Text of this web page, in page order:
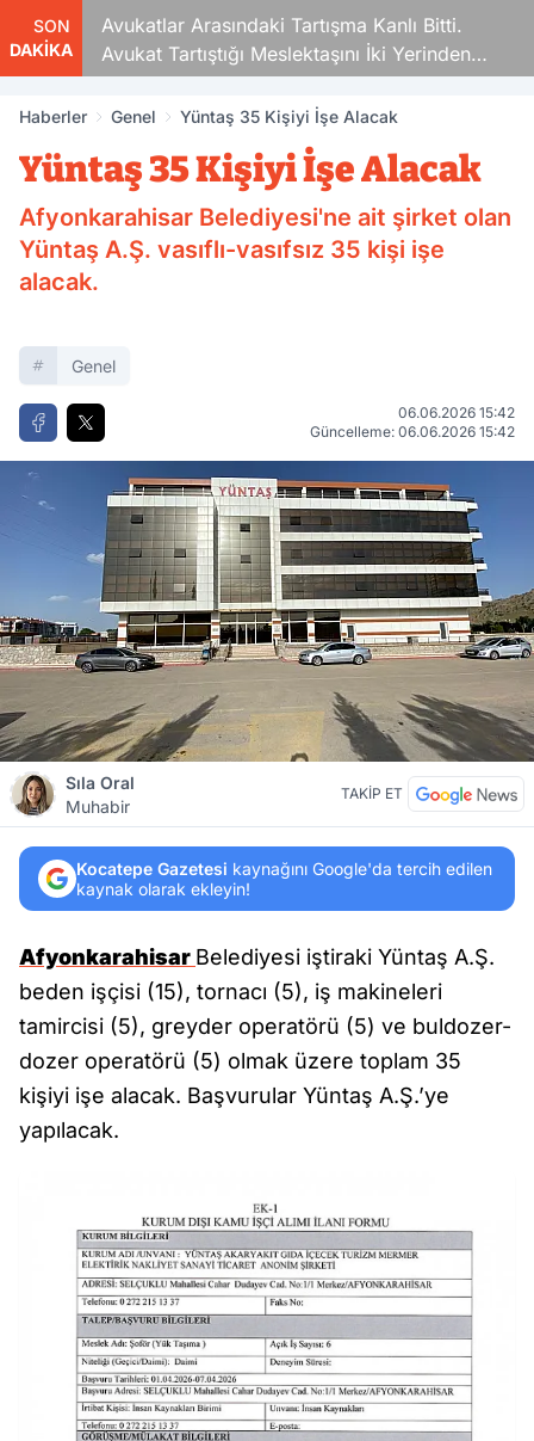
SON
DAKİKA
Avukatlar Arasındaki Tartışma Kanlı Bitti.
Avukat Tartıştığı Meslektaşını İki Yerinden
Vurdu
Haberler Genel Yüntaş 35 Kişiyi İşe Alacak
Yüntaş 35 Kişiyi İşe Alacak
Afyonkarahisar Belediyesi'ne ait şirket olan
Yüntaş A.Ş. vasıflı-vasıfsız 35 kişi işe
alacak.
Genel
06.06.2026 15:42
Güncelleme: 06.06.2026 15:42
Sıla Oral
Muhabir
TAKİP ET
Kocatepe Gazetesi kaynağını Google'da tercih edilen
kaynak olarak ekleyin!
Afyonkarahisar Belediyesi iştiraki Yüntaş A.Ş.
beden işçisi (15), tornacı (5), iş makineleri
tamircisi (5), greyder operatörü (5) ve buldozer-
dozer operatörü (5) olmak üzere toplam 35
kişiyi işe alacak. Başvurular Yüntaş A.Ş.’ye
yapılacak.